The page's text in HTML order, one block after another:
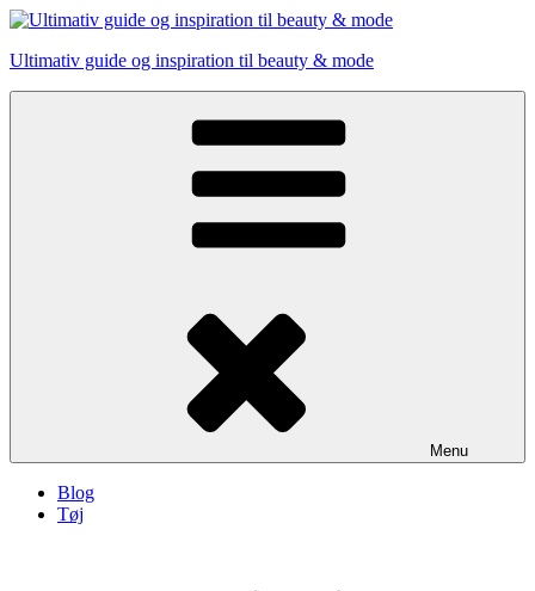
Skip
content
Ultimativ guide og inspiration til beauty & mode
Menu
Blog
Tøj